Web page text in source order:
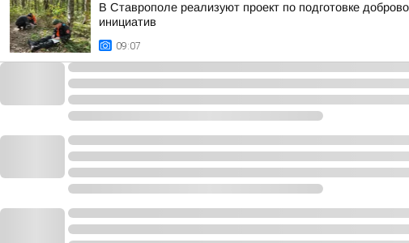
В Ставрополе реализуют проект по подготовке
инициатив
09:07